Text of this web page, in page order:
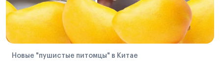
Новые "пушистые питомцы" в Китае